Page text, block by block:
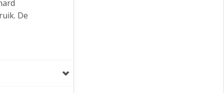
De
bij de